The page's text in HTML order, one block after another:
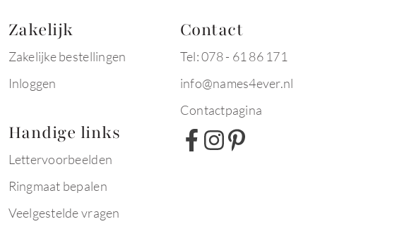
Zakelijk
Zakelijke bestellingen
Inloggen
Handige links
Lettervoorbeelden
Ringmaat bepalen
Veelgestelde vragen
Contact
Tel: 078 - 61 86 171
info@names4ever.nl
Contactpagina